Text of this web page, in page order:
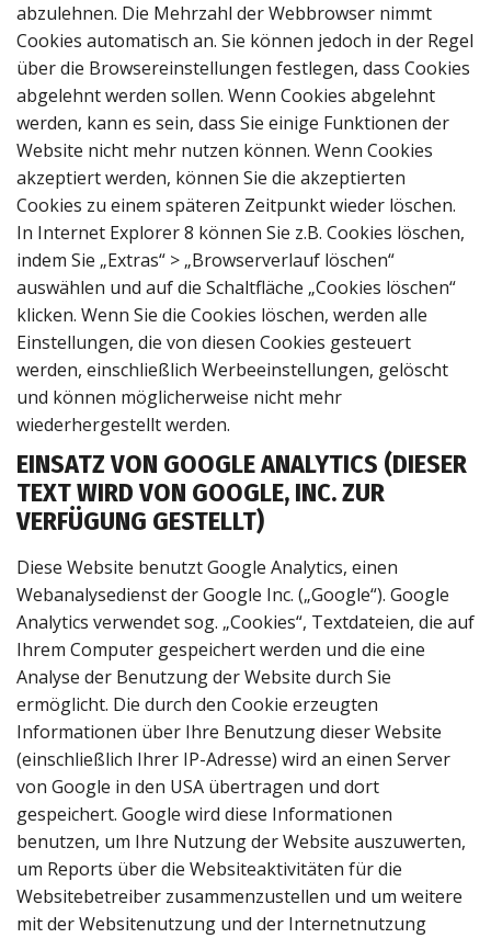
abzulehnen. Die Mehrzahl der Webbrowser nimmt
Cookies automatisch an. Sie können jedoch in der Regel
über die Browsereinstellungen festlegen, dass Cookies
abgelehnt werden sollen. Wenn Cookies abgelehnt
werden, kann es sein, dass Sie einige Funktionen der
Website nicht mehr nutzen können. Wenn Cookies
akzeptiert werden, können Sie die akzeptierten
Cookies zu einem späteren Zeitpunkt wieder löschen.
In Internet Explorer 8 können Sie z.B. Cookies löschen,
indem Sie „Extras“ > „Browserverlauf löschen“
auswählen und auf die Schaltfläche „Cookies löschen“
klicken. Wenn Sie die Cookies löschen, werden alle
Einstellungen, die von diesen Cookies gesteuert
werden, einschließlich Werbeeinstellungen, gelöscht
und können möglicherweise nicht mehr
wiederhergestellt werden.
EINSATZ VON GOOGLE ANALYTICS (DIESER
TEXT WIRD VON GOOGLE, INC. ZUR
VERFÜGUNG GESTELLT)
Diese Website benutzt Google Analytics, einen
Webanalysedienst der Google Inc. („Google“). Google
Analytics verwendet sog. „Cookies“, Textdateien, die auf
Ihrem Computer gespeichert werden und die eine
Analyse der Benutzung der Website durch Sie
ermöglicht. Die durch den Cookie erzeugten
Informationen über Ihre Benutzung dieser Website
(einschließlich Ihrer IP-Adresse) wird an einen Server
von Google in den USA übertragen und dort
gespeichert. Google wird diese Informationen
benutzen, um Ihre Nutzung der Website auszuwerten,
um Reports über die Websiteaktivitäten für die
Websitebetreiber zusammenzustellen und um weitere
mit der Websitenutzung und der Internetnutzung